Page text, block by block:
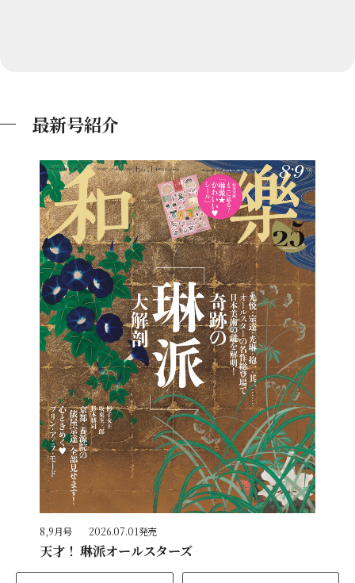
最新号紹介
8,9月号 2026.07.01発売
天才！ 琳派オールスターズ